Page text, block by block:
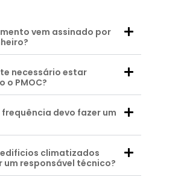
vem assinado por
necessário estar
o PMOC?
frequência devo fazer um
climatizados
um responsável técnico?